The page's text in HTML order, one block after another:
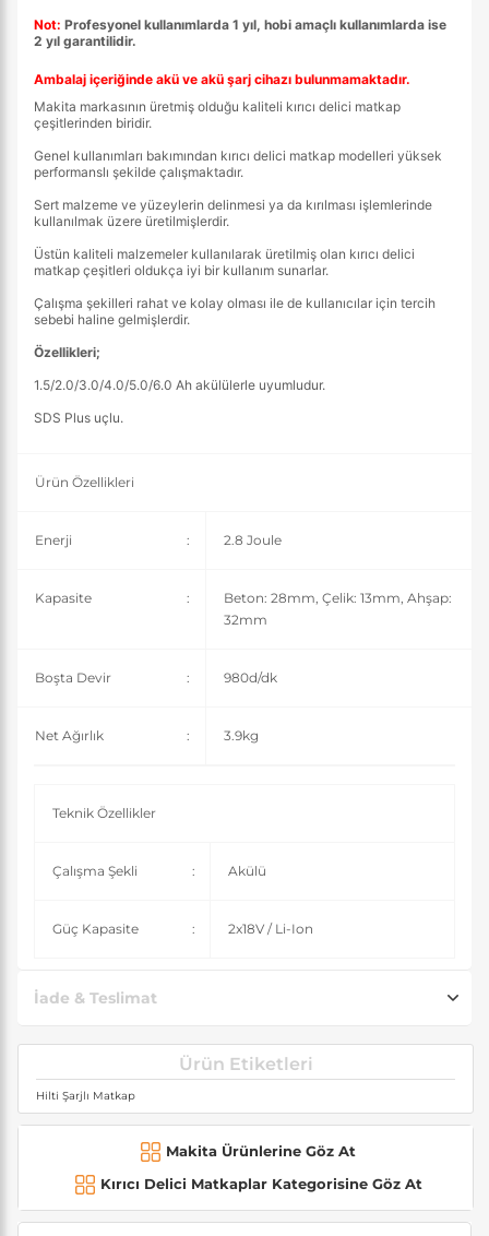
Not: Profesyonel kullanımlarda 1 yıl, hobi amaçlı kullanımlarda ise
2 yıl garantilidir.
Ambalaj içeriğinde akü ve akü şarj cihazı bulunmamaktadır.
Makita markasının üretmiş olduğu kaliteli kırıcı delici matkap
çeşitlerinden biridir.
Genel kullanımları bakımından kırıcı delici matkap modelleri yüksek
performanslı şekilde çalışmaktadır.
Sert malzeme ve yüzeylerin delinmesi ya da kırılması işlemlerinde
kullanılmak üzere üretilmişlerdir.
Üstün kaliteli malzemeler kullanılarak üretilmiş olan kırıcı delici
matkap çeşitleri oldukça iyi bir kullanım sunarlar.
Çalışma şekilleri rahat ve kolay olması ile de kullanıcılar için tercih
sebebi haline gelmişlerdir.
Özellikleri;
1.5/2.0/3.0/4.0/5.0/6.0 Ah akülülerle uyumludur.
SDS Plus uçlu.
Ürün Özellikleri
Enerji : 2.8 Joule
Kapasite :
Beton: 28mm, Çelik: 13mm, Ahşap:
32mm
Boşta Devir : 980d/dk
Net Ağırlık : 3.9kg
Teknik Özellikler
Çalışma Şekli : Akülü
Güç Kapasite : 2x18V / Li-Ion
İade & Teslimat
Ürün Etiketleri
Hilti Şarjlı Matkap
Makita Ürünlerine Göz At
Kırıcı Delici Matkaplar Kategorisine Göz At